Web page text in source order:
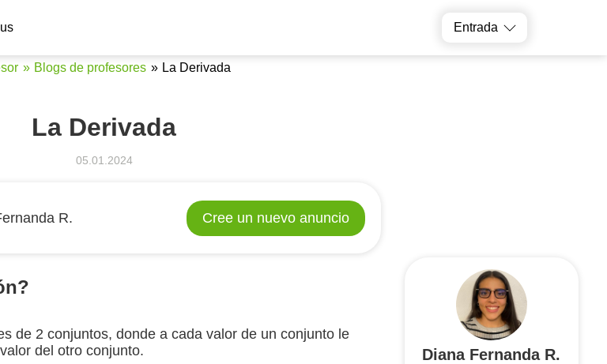
Entrada
Elige un profesor
Blogs de profesores La Derivada
La Derivada
05.01.2024
R. Cree un nuevo anuncio
de 2 conjuntos, donde a cada valor de un conjunto le
del otro conjunto.
Diana Fernanda R.